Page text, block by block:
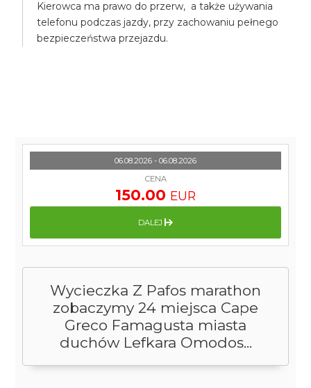
Kierowca ma prawo do przerw, a także używania
telefonu podczas jazdy, przy zachowaniu pełnego
bezpieczeństwa przejazdu.
Wycieczka Z Pafos marathon
zobaczymy 24 miejsca Cape
Greco Famagusta miasta
duchów Lefkara Omodos...
06.08.2026 - 06.08.2026
CENA
150.00 EUR
DALEJ